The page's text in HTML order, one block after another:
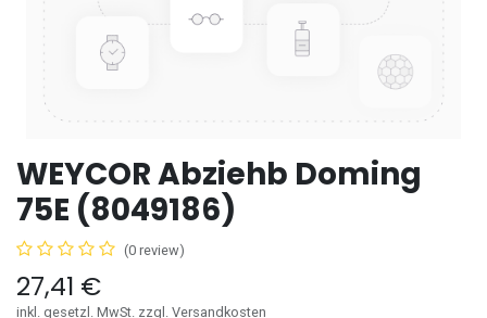
WEYCOR Abziehb Doming
75E (8049186)
(0 review)
27,41 €
inkl. gesetzl. MwSt. zzgl. Versandkosten